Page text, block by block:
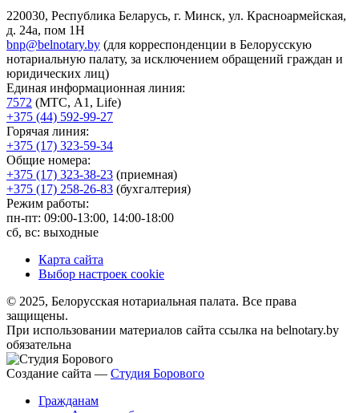
220030, Республика Беларусь, г. Минск, ул. Красноармейская,
д. 24а, пом 1Н
bnp@belnotary.by (для корреспонденции в Белорусскую
нотариальную палату, за исключением обращений граждан и
юридических лиц)
Единая информационная линия:
7572 (МТС, A1, Life)
+375 (44) 592-99-27
Горячая линия:
+375 (17) 323-59-34
Общие номера:
+375 (17) 323-38-23 (приемная)
+375 (17) 258-26-83 (бухгалтерия)
Режим работы:
пн-пт: 09:00-13:00, 14:00-18:00
сб, вс: выходные
Карта сайта
Выбор настроек cookie
© 2025, Белорусская нотариальная палата. Все права
защищены.
При использовании материалов сайта ссылка на belnotary.by
обязательна
Создание сайта — Студия Борового
Гражданам